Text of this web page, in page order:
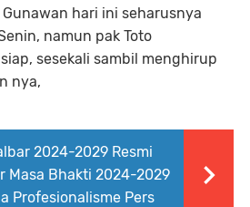
hari ini seharusnya
namun pak Toto
sesekali sambil menghirup
nya,
2024-2029 Resmi
Masa Bhakti 2024-2029
Profesionalisme Pers